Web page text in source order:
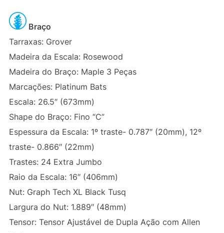
Braço
Tarraxas: Grover
Madeira da Escala: Rosewood
Madeira do Braço: Maple 3 Peças
Marcações: Platinum Bats
Escala: 26.5″ (673mm)
Shape do Braço: Fino “C”
Espessura da Escala: 1º traste- 0.787″ (20mm), 12º
traste- 0.866″ (22mm)
Trastes: 24 Extra Jumbo
Raio da Escala: 16″ (406mm)
Nut: Graph Tech XL Black Tusq
Largura do Nut: 1.889″ (48mm)
Tensor: Tensor Ajustável de Dupla Ação com Allen